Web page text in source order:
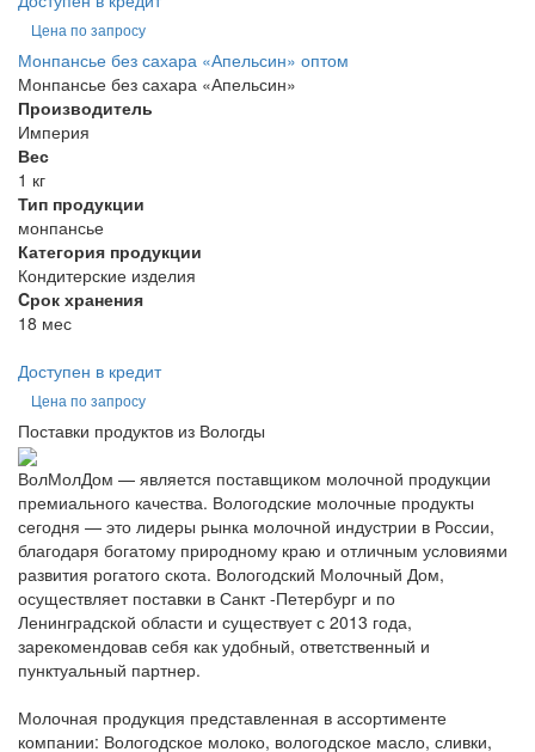
Цена по запросу
Монпансье без сахара «Апельсин» оптом
Монпансье без сахара «Апельсин»
Производитель
Империя
Вес
1 кг
Тип продукции
монпансье
Категория продукции
Кондитерские изделия
Cрок хранения
18 мес
Доступен в кредит
Цена по запросу
Поставки продуктов из Вологды
ВолМолДом — является поставщиком молочной продукции
премиального качества. Вологодские молочные продукты
сегодня — это лидеры рынка молочной индустрии в России,
благодаря богатому природному краю и отличным условиями
развития рогатого скота. Вологодский Молочный Дом,
осуществляет поставки в Санкт -Петербург и по
Ленинградской области и существует с 2013 года,
зарекомендовав себя как удобный, ответственный и
пунктуальный партнер.
Молочная продукция представленная в ассортименте
компании: Вологодское молоко, вологодское масло, сливки,